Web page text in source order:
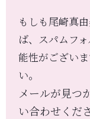
もしも尾崎真
ば、スパムフ
能性がござい
い。
メールが見つ
い合わせくだ